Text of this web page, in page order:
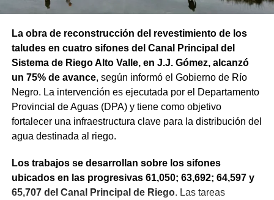
17 km/h durante el día y 8 km/h durante la noche.
La obra de reconstrucción del revestimiento de los
taludes en cuatro sifones del Canal Principal del
Sistema de Riego Alto Valle, en J.J. Gómez, alcanzó
un 75% de avance, según informó el Gobierno de Río
Negro. La intervención es ejecutada por el Departamento
Provincial de Aguas (DPA) y tiene como objetivo
fortalecer una infraestructura clave para la distribución del
agua destinada al riego.
Los trabajos se desarrollan sobre los sifones
ubicados en las progresivas 61,050; 63,692; 64,597 y
65,707 del Canal Principal de Riego. Las tareas